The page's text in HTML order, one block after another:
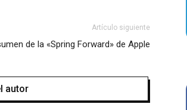
Artículo siguiente
de la «Spring Forward» de Apple
autor